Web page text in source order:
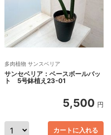
多肉植物 サンスベリア
サンセベリア：ベースボールバッ
ト 5号鉢植え23-01
5,500 円
カートに入れる